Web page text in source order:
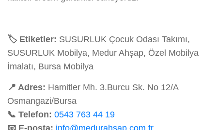
🏷️ Etiketler: SUSURLUK Çocuk Odası Takımı,
SUSURLUK Mobilya, Medur Ahşap, Özel Mobilya
İmalatı, Bursa Mobilya
📍 Adres: Hamitler Mh. 3.Burcu Sk. No 12/A
Osmangazi/Bursa
📞 Telefon: 0543 763 44 19
📧 E-posta: info@medurahsap.com.tr